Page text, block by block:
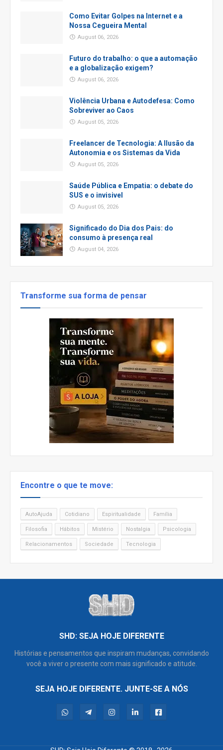
Como Evitar Golpes na Internet e a
Nossa Cegueira Mental
August 06, 2026
Futuro do trabalho: o que a automação
e a globalização exigem?
August 06, 2026
Violência Urbana e Autodefesa: Como
Sobreviver ao Caos
August 05, 2026
Freelancer de Tecnologia: A Ilusão da
Autonomia e os Sistemas da Vida
August 05, 2026
Saúde Pública e Empatia: o debate do
SUS e o invisivel
August 05, 2026
Significado do Dia dos Pais: do
consumo à presença real
August 04, 2026
Transforme sua forma de pensar
Encontre o que te move:
AutoAjuda Cotidiano Espiritualidade Família
Filosofia Hábitos Mistério Nostalgia Psicologia
Relacionamentos Sociedade Tecnologia
SHD: SEJA HOJE DIFERENTE
Histórias e pensamentos que inspiram mudanças, convidando
você a viver o presente com mais significado e atitude.
SEJA HOJE DIFERENTE. JUNTE-SE A NÓS